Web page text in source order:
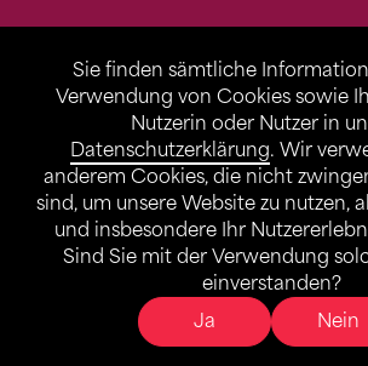
Sie finden sämtliche
Verwendung von Cookies sowie
Nutzerin oder Nutzer in
Datenschutzerklärung. Wir
anderem Cookies, die nicht
sind, um unsere Website zu nutzen,
und insbesondere Ihr
Sind Sie mit der Verwendung
einverstanden?
Ja
Nein